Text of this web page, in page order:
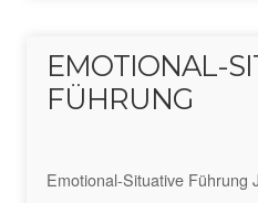
EMOTIONAL-
FÜHRUNG
Emotional-Situative Führung